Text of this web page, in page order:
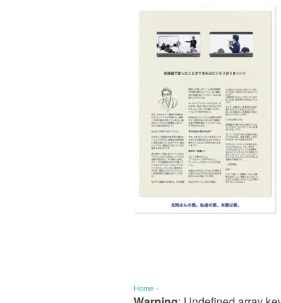
Home ›